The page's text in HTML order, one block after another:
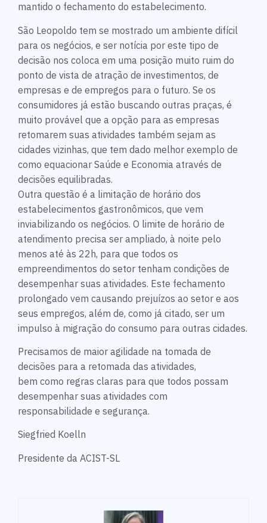
mantido o fechamento do estabelecimento.
São Leopoldo tem se mostrado um ambiente difícil
para os negócios, e ser notícia por este tipo de
decisão nos coloca em uma posição muito ruim do
ponto de vista de atração de investimentos, de
empresas e de empregos para o futuro. Se os
consumidores já estão buscando outras praças, é
muito provável que a opção para as empresas
retomarem suas atividades também sejam as
cidades vizinhas, que tem dado melhor exemplo de
como equacionar Saúde e Economia através de
decisões equilibradas.
Outra questão é a limitação de horário dos
estabelecimentos gastronômicos, que vem
inviabilizando os negócios. O limite de horário de
atendimento precisa ser ampliado, à noite pelo
menos até às 22h, para que todos os
empreendimentos do setor tenham condições de
desempenhar suas atividades. Este fechamento
prolongado vem causando prejuízos ao setor e aos
seus empregos, além de, como já citado, ser um
impulso à migração do consumo para outras cidades.
Precisamos de maior agilidade na tomada de
decisões para a retomada das atividades,
bem como regras claras para que todos possam
desempenhar suas atividades com
responsabilidade e segurança.
Siegfried Koelln
Presidente da ACIST-SL